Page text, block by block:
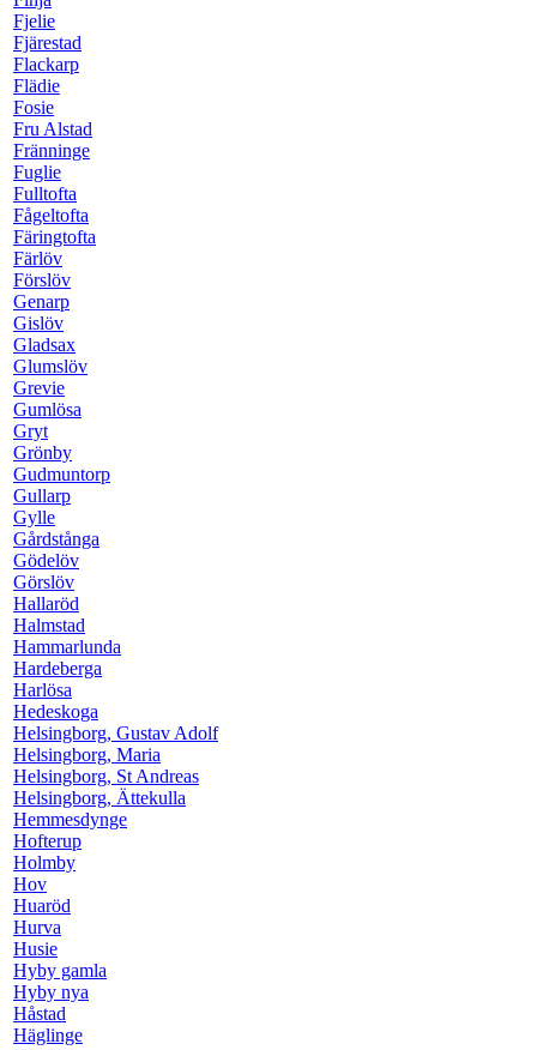
Fjelie
Fjärestad
Flackarp
Flädie
Fosie
Fru Alstad
Fränninge
Fuglie
Fulltofta
Fågeltofta
Färingtofta
Färlöv
Förslöv
Genarp
Gislöv
Gladsax
Glumslöv
Grevie
Gumlösa
Gryt
Grönby
Gudmuntorp
Gullarp
Gylle
Gårdstånga
Gödelöv
Görslöv
Hallaröd
Halmstad
Hammarlunda
Hardeberga
Harlösa
Hedeskoga
Helsingborg, Gustav Adolf
Helsingborg, Maria
Helsingborg, St Andreas
Helsingborg, Ättekulla
Hemmesdynge
Hofterup
Holmby
Hov
Huaröd
Hurva
Husie
Hyby gamla
Hyby nya
Håstad
Häglinge